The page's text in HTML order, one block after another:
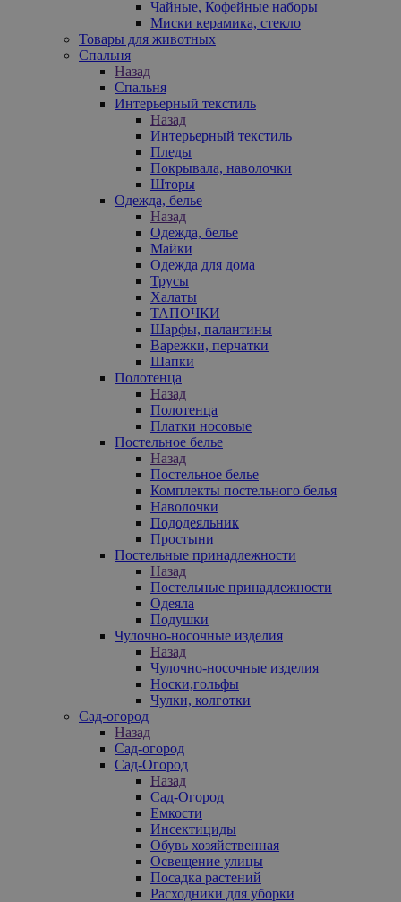
Чайные, Кофейные наборы
Миски керамика, стекло
Товары для животных
Спальня
Назад
Спальня
Интерьерный текстиль
Назад
Интерьерный текстиль
Пледы
Покрывала, наволочки
Шторы
Одежда, белье
Назад
Одежда, белье
Майки
Одежда для дома
Трусы
Халаты
ТАПОЧКИ
Шарфы, палантины
Варежки, перчатки
Шапки
Полотенца
Назад
Полотенца
Платки носовые
Постельное белье
Назад
Постельное белье
Комплекты постельного белья
Наволочки
Пододеяльник
Простыни
Постельные принадлежности
Назад
Постельные принадлежности
Одеяла
Подушки
Чулочно-носочные изделия
Назад
Чулочно-носочные изделия
Носки,гольфы
Чулки, колготки
Сад-огород
Назад
Сад-огород
Сад-Огород
Назад
Сад-Огород
Емкости
Инсектициды
Обувь хозяйственная
Освещение улицы
Посадка растений
Расходники для уборки